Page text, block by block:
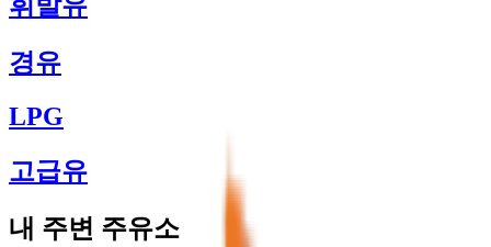
경유
LPG
고급유
내 주변 주유소